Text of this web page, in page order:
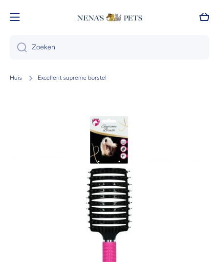
Doorgaan naar artikel
Zoeken
Huis Excellent supreme borstel
Ga naar productinformatie